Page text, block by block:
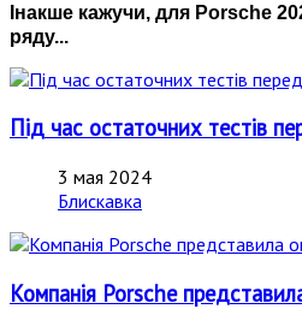
Інакше кажучи, для Porsche
ряду...
Під час остаточних тестів
3 мая 2024
Блискавка
Компанія Porsche